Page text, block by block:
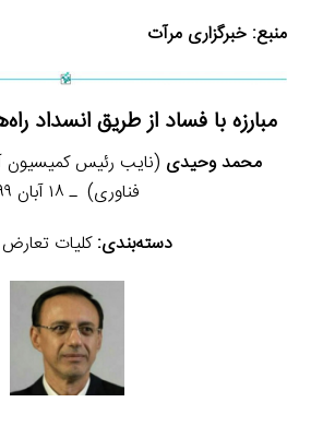
منبع: خبرگزاری مرآت
مبارزه با فساد از طریق انسداد
محمد وحیدی (نایب رئیس کمیسیون
فناوری) ـ ۱۸ آبان ۹۹
دسته‌بندی:کلیات تعارض